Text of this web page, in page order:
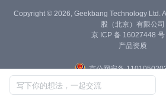
写下你的想法，一起交流
Copyright © 2026, Geekbang Technology Ltd.
股（北京）有限公司
京 ICP 备 16027448 号
产品资质
京公网安备